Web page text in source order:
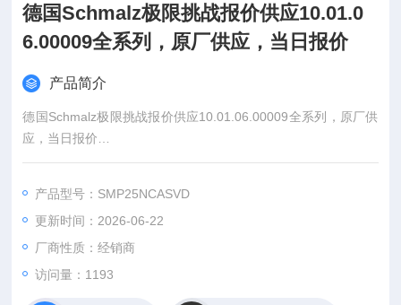
德国Schmalz极限挑战报价供应10.01.0
6.00009全系列，原厂供应，当日报价
产品简介
德国Schmalz极限挑战报价供应10.01.06.00009全系列，原厂供
应，当日报价
：王
:
：www@
产品型号：SMP25NCASVD
更新时间：2026-06-22
厂商性质：经销商
访问量：1193